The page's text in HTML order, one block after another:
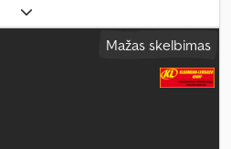
17 990 kg, pavaros būklė:100
, pirmoji registracija:
Euro 5, kaušo
294 h,
Mažas skelbimas